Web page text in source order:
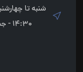
14:30 - جمعه و روزهای تعطیل فروشگاه تعطیل می باشد.